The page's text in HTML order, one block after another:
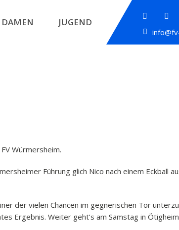
DAMEN JUGEND
Würmersheim.
Führung glich Nico nach einem Eckball
der vielen Chancen im gegnerischen Tor
Ergebnis. Weiter geht’s am Samstag in